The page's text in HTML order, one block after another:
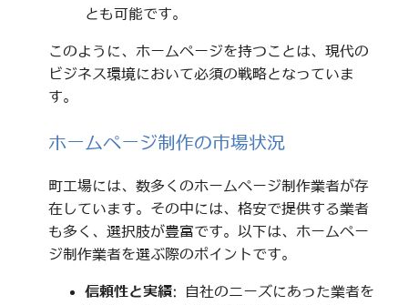
とも可能です。
このように、ホームページを持つことは、現代の
ビジネス環境において必須の戦略となっていま
す。
ホームページ制作の市場状況
町工場には、数多くのホームページ制作業者が存
在しています。その中には、格安で提供する業者
も多く、選択肢が豊富です。以下は、ホームペー
ジ制作業者を選ぶ際のポイントです。
信頼性と実績: 自社のニーズにあった業者を